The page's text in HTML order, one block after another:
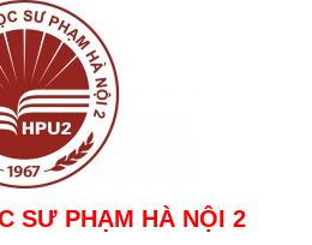
SƯ PHẠM HÀ NỘI 2